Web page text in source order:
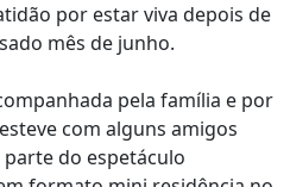
por estar viva depois de
mês de junho.
pela família e por
com alguns amigos
do espetáculo